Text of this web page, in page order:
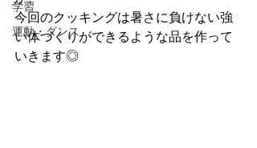
学習
運動・ダンス
今回のクッキングは暑さに負けない強
い体づくりができるような品を作って
いきます◎